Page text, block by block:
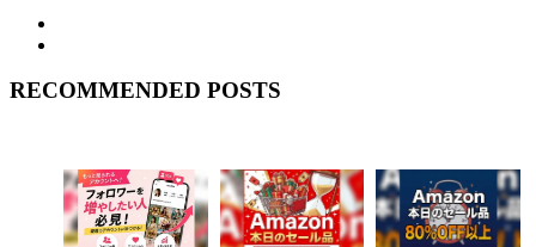
RECOMMENDED POSTS